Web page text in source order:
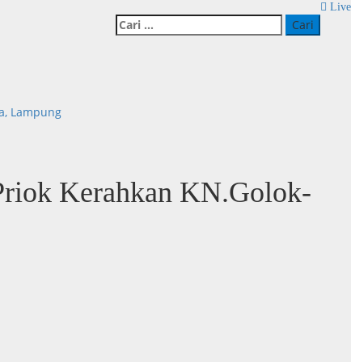
Cari
untuk:
Live
Lampung
Kerahkan KN.Golok-